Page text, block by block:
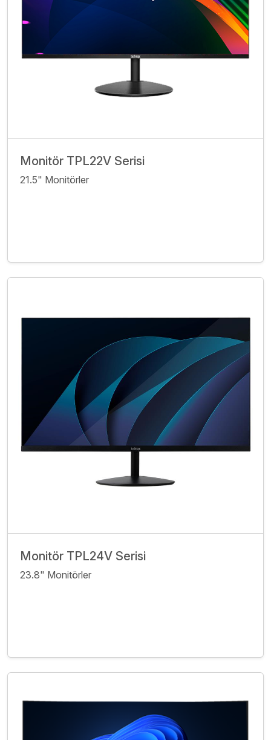
Monitör TPL22V Serisi
21.5" Monitörler
Monitör TPL24V Serisi
23.8" Monitörler